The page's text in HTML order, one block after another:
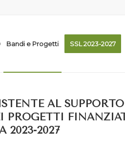
Bandi e Progetti SSL 2023-2027
AL
PROGETTI
2023-2027